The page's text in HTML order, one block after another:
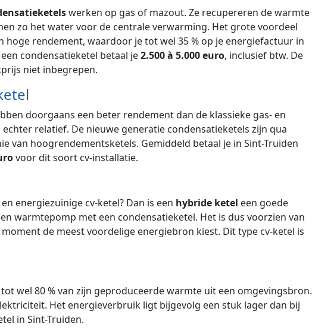
werken op gas of mazout. Ze recupereren de warmte
zo het water voor de centrale verwarming. Het grote voordeel
hoge rendement, waardoor je tot wel 35 % op je energiefactuur in
condensatieketel betaal je2.500 à 5.000 euro, inclusief btw. De
niet inbegrepen.
doorgaans een beter rendement dan de klassieke gas- en
relatief. De nieuwe generatie condensatieketels zijn qua
van hoogrendementsketels. Gemiddeld betaal je in Sint-Truiden
voor dit soort cv-installatie.
energiezuinige cv-ketel? Dan is een hybride ketel een goede
warmtepomp met een condensatieketel. Het is dus voorzien van
de meest voordelige energiebron kiest. Dit type cv-ketel is
wel 80 % van zijn geproduceerde warmte uit een omgevingsbron.
Het energieverbruik ligt bijgevolg een stuk lager dan bij
in Sint-Truiden.